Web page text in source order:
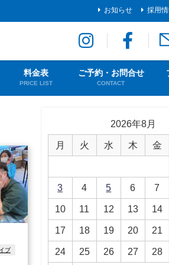
お知らせ 採用
料金表
PRICE LIST
ご予約・お問合せ
CONTACT
ブ
2026年8月
月 火 水 木 金
3 4 5 6 7
10 11 12 13 14
17 18 19 20 21
24 25 26 27 28